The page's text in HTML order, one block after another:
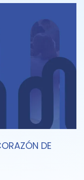
DE